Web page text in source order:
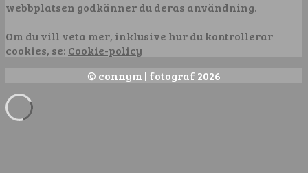
webbplatsen godkänner du deras användning.
Om du vill veta mer, inklusive hur du kontrollerar
cookies, se: Cookie-policy
© connym | fotograf 2026